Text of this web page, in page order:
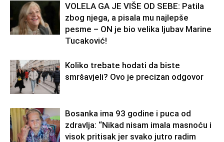
VOLELA GA JE VIŠE OD SEBE: Patila
zbog njega, a pisala mu najlepše
pesme – ON je bio velika ljubav Marine
Tucaković!
Koliko trebate hodati da biste
smršavjeli? Ovo je precizan odgovor
Bosanka ima 93 godine i puca od
zdravlja: “Nikad nisam imala masnoću i
visok pritisak jer svako jutro radim